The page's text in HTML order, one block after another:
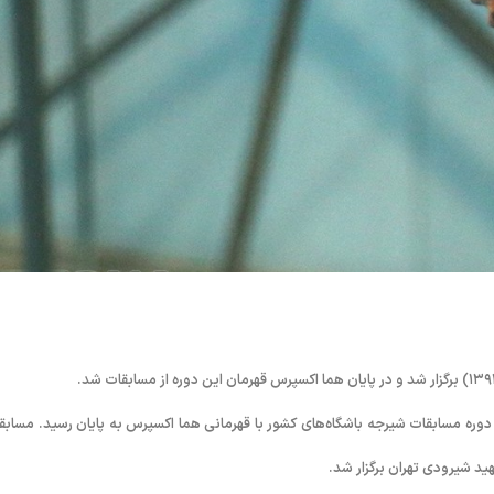
مسابقات شیرجه باشگاه‌های کشور با قهرمانی هما اکسپرس به پایان رسید.